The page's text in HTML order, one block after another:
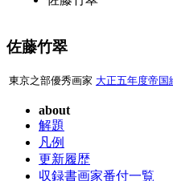
佐藤竹翠
東京之部優秀画家 大正五年度帝国
about
解題
凡例
更新履歴
収録書画家番付一覧